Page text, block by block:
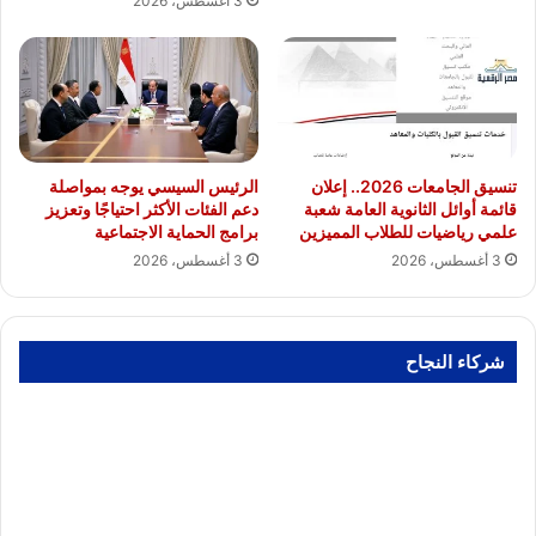
تنسيق الجامعات 2026.. إعلان
قائمة أوائل الثانوية العامة شعبة
علمي رياضيات للطلاب المميزين
3 أغسطس، 2026
الرئيس السيسي يوجه بمواصلة
دعم الفئات الأكثر احتياجًا وتعزيز
برامج الحماية الاجتماعية
3 أغسطس، 2026
شركاء النجاح